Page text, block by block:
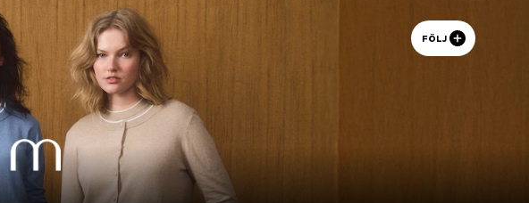
FÖLJ